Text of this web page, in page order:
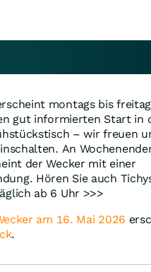
montags bis
gut informierten Start in
– wir freuen
An
der Wecker mit einer
Hören Sie auch
ab 6 Uhr >>>
am 16. Mai 2026
.